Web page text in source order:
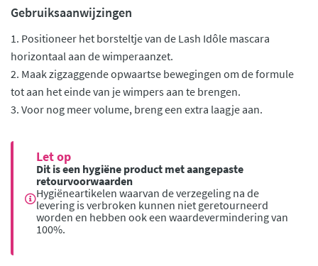
Gebruiksaanwijzingen
1. Positioneer het borsteltje van de Lash Idôle mascara
horizontaal aan de wimperaanzet.
2. Maak zigzaggende opwaartse bewegingen om de formule
tot aan het einde van je wimpers aan te brengen.
3. Voor nog meer volume, breng een extra laagje aan.
Let op
Dit is een hygiëne product met aangepaste
retourvoorwaarden
Hygiëneartikelen waarvan de verzegeling na de
levering is verbroken kunnen niet geretourneerd
worden en hebben ook een waardevermindering van
100%.